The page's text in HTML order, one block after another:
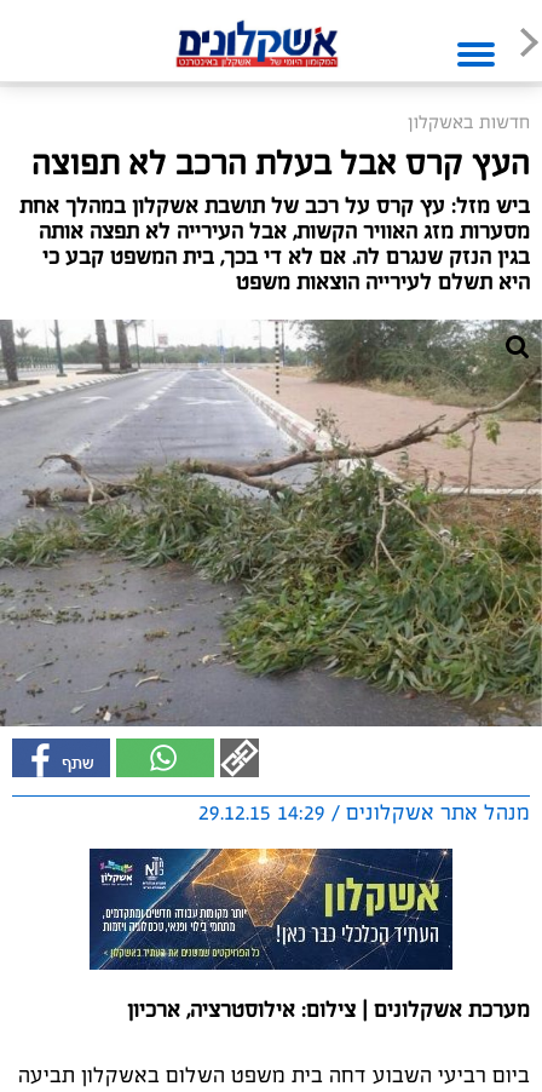
חדשות באשקלון
העץ קרס אבל בעלת הרכב לא תפוצה
ביש מזל: עץ קרס על רכב של תושבת אשקלון במהלך אחת
מסערות מזג האוויר הקשות, אבל העירייה לא תפצה אותה
בגין הנזק שנגרם לה. אם לא די בכך, בית המשפט קבע כי
היא תשלם לעירייה הוצאות משפט
מנהל אתר אשקלונים / 14:29 29.12.15
מערכת אשקלונים | צילום: אילוסטרציה, ארכיון
ביום רביעי השבוע דחה בית משפט השלום באשקלון תביעה